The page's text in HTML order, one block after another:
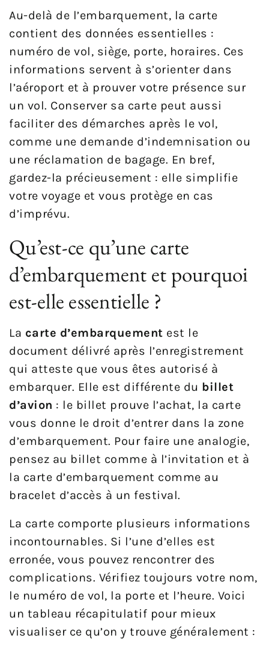
Au-delà de l’embarquement, la carte
contient des données essentielles :
numéro de vol, siège, porte, horaires. Ces
informations servent à s’orienter dans
l’aéroport et à prouver votre présence sur
un vol. Conserver sa carte peut aussi
faciliter des démarches après le vol,
comme une demande d’indemnisation ou
une réclamation de bagage. En bref,
gardez-la précieusement : elle simplifie
votre voyage et vous protège en cas
d’imprévu.
Qu’est-ce qu’une carte
d’embarquement et pourquoi
est-elle essentielle ?
La carte d’embarquement est le
document délivré après l’enregistrement
qui atteste que vous êtes autorisé à
embarquer. Elle est différente du billet
d’avion : le billet prouve l’achat, la carte
vous donne le droit d’entrer dans la zone
d’embarquement. Pour faire une analogie,
pensez au billet comme à l’invitation et à
la carte d’embarquement comme au
bracelet d’accès à un festival.
La carte comporte plusieurs informations
incontournables. Si l’une d’elles est
erronée, vous pouvez rencontrer des
complications. Vérifiez toujours votre nom,
le numéro de vol, la porte et l’heure. Voici
un tableau récapitulatif pour mieux
visualiser ce qu’on y trouve généralement :